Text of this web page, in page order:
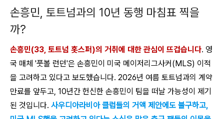
손흥민, 토트넘과의 10년 동행 마침표 찍을
까?
손흥민(33, 토트넘 홋스퍼)의 거취에 대한 관심이 뜨겁습니다. 영
국 매체 '풋볼 런던'은 손흥민이 미국 메이저리그사커(MLS) 이적
을 고려하고 있다고 보도했습니다. 2026년 여름 토트넘과의 계약
만료를 앞두고, 10년간 헌신한 손흥민이 팀을 떠날 가능성이 제기
된 것입니다. 사우디아라비아 클럽들의 거액 제안에도 불구하고,